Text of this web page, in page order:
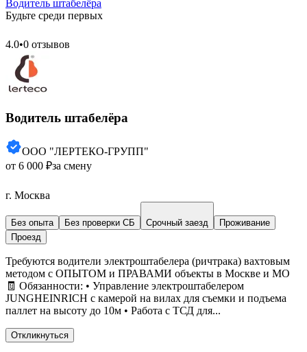
Водитель штабелёра
Будьте среди первых
4.0•0 отзывов
Водитель штабелёра
ООО "ЛЕРТЕКО-ГРУПП"
от 6 000 ₽за смену
г. Москва
Без опыта Без проверки СБ Срочный заезд
Проживание
Проезд
Требуются водители электроштабелера (ричтрака) вахтовым
методом с ОПЫТОМ и ПРАВАМИ объекты в Москве и МО
🧾 Обязанности: • Управление электроштабелером
JUNGHEINRICH с камерой на вилах для съемки и подъема
паллет на высоту до 10м • Работа с ТСД для...
Откликнуться